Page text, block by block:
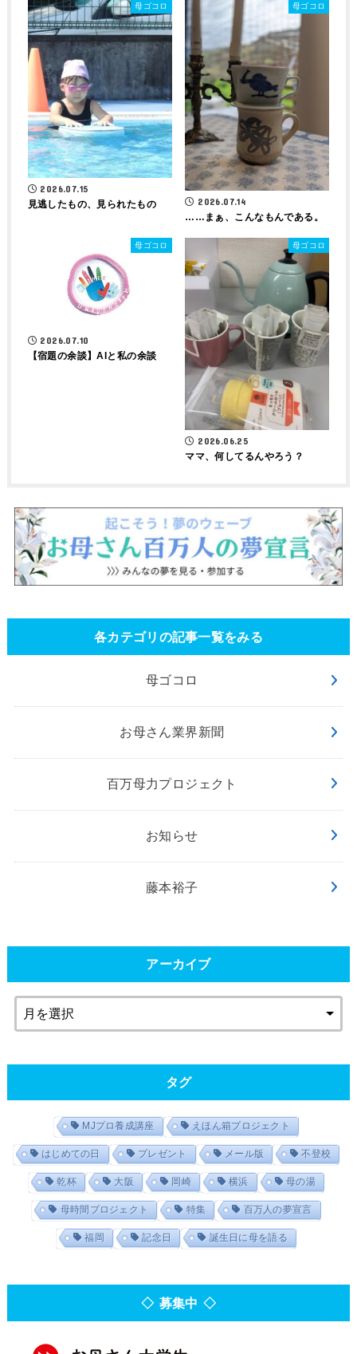
母ゴコロ
2026.07.15
見逃したもの、見られたもの
母ゴコロ
2026.07.14
……まぁ、こんなもんである。
母ゴコロ
2026.07.10
【宿題の余談】AIと私の余談
母ゴコロ
2026.06.25
ママ、何してるんやろう？
各カテゴリの記事一覧をみる
母ゴコロ
お母さん業界新聞
百万母力プロジェクト
お知らせ
藤本裕子
アーカイブ
タグ
MJプロ養成講座 えほん箱プロジェクト
はじめての日 プレゼント メール版 不登校
乾杯 大阪 岡崎 横浜 母の湯
母時間プロジェクト 特集 百万人の夢宣言
福岡 記念日 誕生日に母を語る
◇ 募集中 ◇